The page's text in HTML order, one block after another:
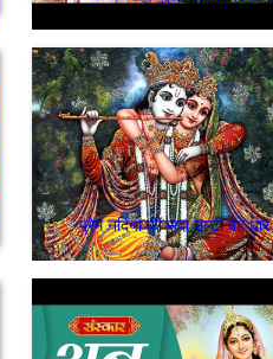
प्रेम नदिया की सदा उल्टी बहे धार